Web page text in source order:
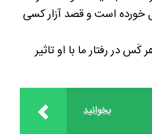
است و قصد آزار کسی
در رفتار ما با او تاثیر
بخوانید